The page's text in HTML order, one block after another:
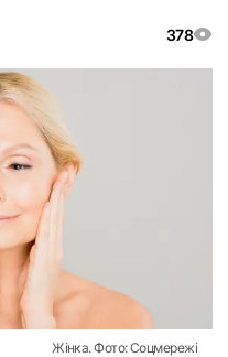
378
Жінка. Фото: Соцмережі